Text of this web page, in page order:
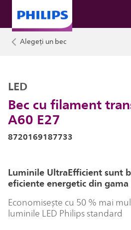
Alegeți un bec
Bec cu filament
A60 E27
LED
8720169187733
Luminile UltraEfficient sunt
eficiente energetic din
Economisește cu 50 % mai
luminile LED Philips standard